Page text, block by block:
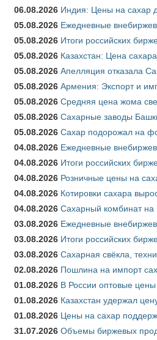
06.08.2026 Индия: Цены на сахар
05.08.2026 Ежедневные
05.08.2026 Итоги российских
05.08.2026 Казахстан: Цена
05.08.2026 Апелляция отказала
05.08.2026 Армения: Экспорт и
05.08.2026 Средняя цена жома
05.08.2026 Сахарные заводы
05.08.2026 Сахар подорожал на
04.08.2026 Ежедневные
04.08.2026 Итоги российских
04.08.2026 Розничные цены на
04.08.2026 Котировки сахара
04.08.2026 Сахарный комбинат на
03.08.2026 Ежедневные
03.08.2026 Итоги российских
03.08.2026 Сахарная свёкла,
02.08.2026 Пошлина на импорт
01.08.2026 В России оптовые
01.08.2026 Казахстан удержал
01.08.2026 Цены на сахар
31.07.2026 Объемы биржевых